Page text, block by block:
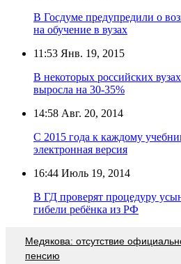
В Госдуме предупредили о
на обучение в вузах
11:53 Янв. 19, 2015
В некоторых российских
выросла на 30-35%
14:58 Авг. 20, 2014
С 2015 года к каждому
электронная версия
16:44 Июль 19, 2014
В ГД проверят процедуру
гибели ребёнка из РФ
Медякова: отсутствие
пенсию